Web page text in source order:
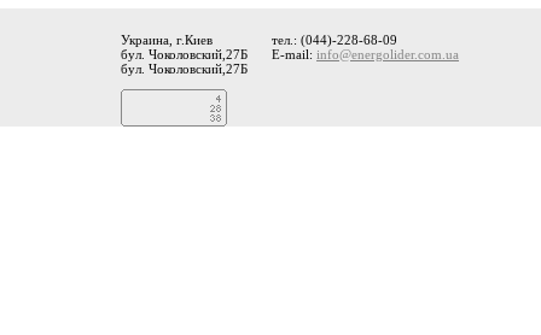
Украина, г.Киев
бул. Чоколовский,27Б
бул. Чоколовский,27Б
тел.: (044)-228-68-09
E-mail: info@energolider.com.ua